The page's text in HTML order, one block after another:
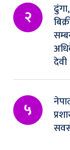
२
देवी
५